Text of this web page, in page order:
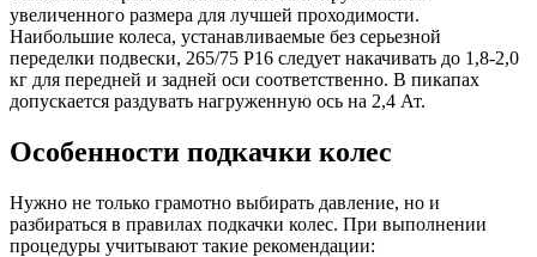
увеличенного размера для лучшей проходимости.
Наибольшие колеса, устанавливаемые без серьезной
переделки подвески, 265/75 Р16 следует накачивать до 1,8-2,0
кг для передней и задней оси соответственно. В пикапах
допускается раздувать нагруженную ось на 2,4 Ат.
Особенности подкачки колес
Нужно не только грамотно выбирать давление, но и
разбираться в правилах подкачки колес. При выполнении
процедуры учитывают такие рекомендации: